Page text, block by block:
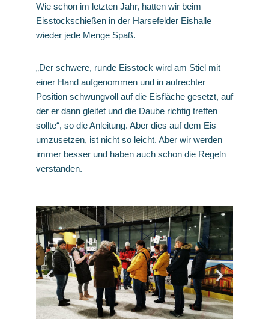
Wie schon im letzten Jahr, hatten wir beim
Eisstockschießen in der Harsefelder Eishalle
wieder jede Menge Spaß.
„Der schwere, runde Eisstock wird am Stiel mit
einer Hand aufgenommen und in aufrechter
Position schwungvoll auf die Eisfläche gesetzt, auf
der er dann gleitet und die Daube richtig treffen
sollte“, so die Anleitung. Aber dies auf dem Eis
umzusetzen, ist nicht so leicht. Aber wir werden
immer besser und haben auch schon die Regeln
verstanden.